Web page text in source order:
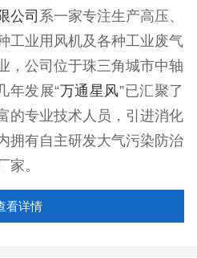
公司 系一家专注生产高压、
工业用风机及各种工业废气
，公司位于珠三角城市中轴
年发展“万通星风”已汇聚了
的专业技术人员，引进消化
拥有自主研发大气污染防治
家。
看详情